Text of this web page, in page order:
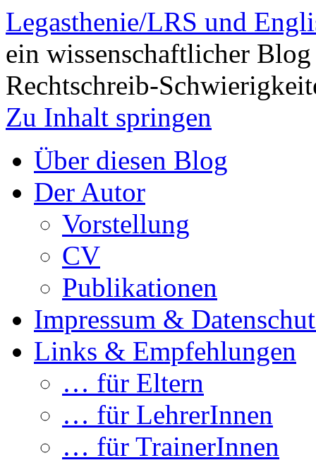
Legasthenie/LRS und
ein wissenschaftlicher
Rechtschreib-
Zu Inhalt springen
Über diesen Blog
Der Autor
Vorstellung
CV
Publikationen
Impressum &
Links & Empfehlungen
… für Eltern
… für LehrerInnen
… für TrainerInnen